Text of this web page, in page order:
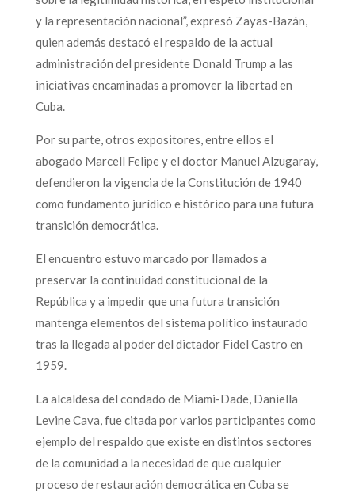
y la representación nacional”, expresó Zayas-Bazán,
quien además destacó el respaldo de la actual
administración del presidente Donald Trump a las
iniciativas encaminadas a promover la libertad en
Cuba.
Por su parte, otros expositores, entre ellos el
abogado Marcell Felipe y el doctor Manuel Alzugaray,
defendieron la vigencia de la Constitución de 1940
como fundamento jurídico e histórico para una futura
transición democrática.
El encuentro estuvo marcado por llamados a
preservar la continuidad constitucional de la
República y a impedir que una futura transición
mantenga elementos del sistema político instaurado
tras la llegada al poder del dictador Fidel Castro en
1959.
La alcaldesa del condado de Miami-Dade, Daniella
Levine Cava, fue citada por varios participantes como
ejemplo del respaldo que existe en distintos sectores
de la comunidad a la necesidad de que cualquier
proceso de restauración democrática en Cuba se